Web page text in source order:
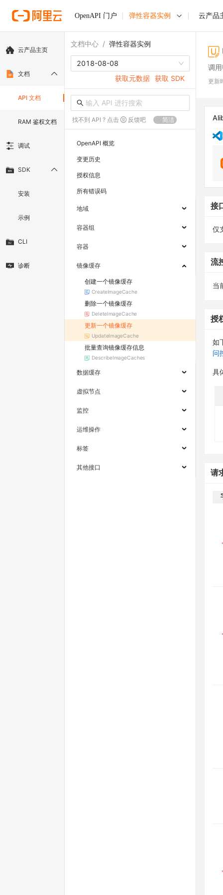
OpenAPI 门户 弹性容器实例 云产品
云产品主页
文档
API 文档
RAM 鉴权文档
调试
SDK
安装
示例
CLI
诊断
文档中心 / 弹性容器实例
2018-08-08
获取元数据 获取 SDK
找不到 API ? 点击 反馈吧 简洁
OpenAPI 概览
变更历史
授权信息
所有错误码
地域
容器组
容器
镜像缓存
创建一个镜像缓存
CreateImageCache
删除一个镜像缓存
DeleteImageCache
更新一个镜像缓存
UpdateImageCache
批量查询镜像缓存信息
DescribeImageCaches
数据缓存
虚拟节点
监控
运维操作
标签
其他接口
调
更新
接
仅
流
当
授
如
问
具
请